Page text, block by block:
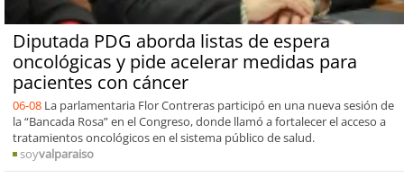
Diputada PDG aborda listas de espera
oncológicas y pide acelerar medidas para
pacientes con cáncer
06-08 La parlamentaria Flor Contreras participó en una nueva sesión de
la “Bancada Rosa” en el Congreso, donde llamó a fortalecer el acceso a
tratamientos oncológicos en el sistema público de salud.
soyvalparaiso